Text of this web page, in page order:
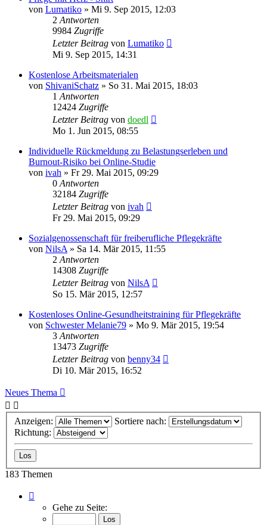
von Lumatiko » Mi 9. Sep 2015, 12:03
2 Antworten
9984 Zugriffe
Letzter Beitrag von Lumatiko
Mi 9. Sep 2015, 14:31
Kostenlose Arbeitsmaterialen
von ShivaniSchatz » So 31. Mai 2015, 18:03
1 Antworten
12424 Zugriffe
Letzter Beitrag von doedl
Mo 1. Jun 2015, 08:55
Individuelle Rückmeldung zu Belastungserleben und
Burnout-Risiko bei Online-Studie
von ivah » Fr 29. Mai 2015, 09:29
0 Antworten
32184 Zugriffe
Letzter Beitrag von ivah
Fr 29. Mai 2015, 09:29
Sozialgenossenschaft für freiberufliche Pflegekräfte
von NilsA » Sa 14. Mär 2015, 11:55
2 Antworten
14308 Zugriffe
Letzter Beitrag von NilsA
So 15. Mär 2015, 12:57
Kostenloses Online-Gesundheitstraining für Pflegekräfte
von Schwester Melanie79 » Mo 9. Mär 2015, 19:54
3 Antworten
13473 Zugriffe
Letzter Beitrag von benny34
Di 10. Mär 2015, 16:52
Neues Thema
Anzeigen:
Sortiere nach:
Richtung:
183 Themen
von
Gehe zu Seite: